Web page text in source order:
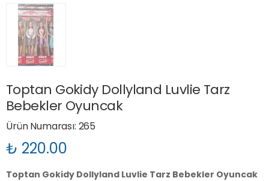
Toptan Gokidy Dollyland Luvlie Tarz
Bebekler Oyuncak
Ürün Numarası: 265
₺ 220.00
Toptan Gokidy Dollyland Luvlie Tarz Bebekler Oyuncak